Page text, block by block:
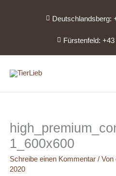
Deutschlandsberg:
Fürstenfeld:
1_600x600
Schreibe einen Kommentar / Von
2020